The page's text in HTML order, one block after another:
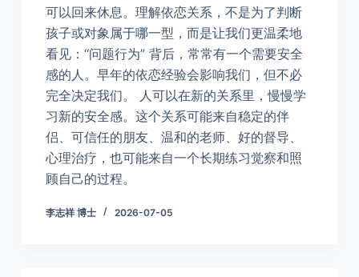
可以回来休息。理解依恋关系，不是为了判断
孩子或对象属于哪一型，而是让我们更温柔地
看见：“问题行为” 背后，常常有一个需要安全
感的人。早年的依恋经验会影响我们，但不必
完全决定我们。 人可以在新的关系里，慢慢学
习新的安全感。这个关系可能来自稳定的伴
侣、可信任的朋友、温和的老师、好的督导、
心理治疗，也可能来自一个长期练习觉察和照
顾自己的过程。
李志祥 博士 2026-07-05